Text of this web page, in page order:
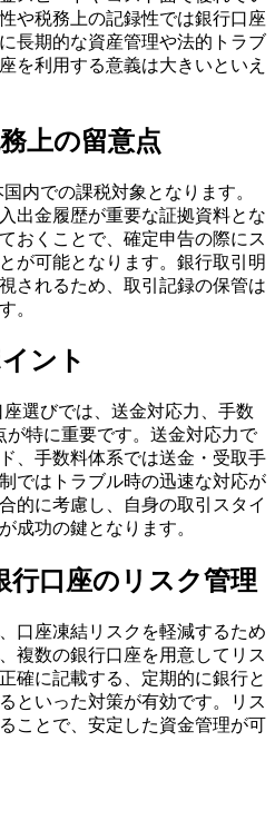
や税務上の記録性では銀行口座
長期的な資産管理や法的トラブ
を利用する意義は大きいといえ
上の留意点
内での課税対象となります。
出金履歴が重要な証拠資料とな
おくことで、確定申告の際にス
が可能となります。銀行取引明
されるため、取引記録の保管は
。
ント
選びでは、送金対応力、手数
が特に重要です。送金対応力で
、手数料体系では送金・受取手
ではトラブル時の迅速な対応が
的に考慮し、自身の取引スタイ
成功の鍵となります。
行口座のリスク管理
口座凍結リスクを軽減するため
複数の銀行口座を用意してリス
確に記載する、定期的に銀行と
といった対策が有効です。リス
ことで、安定した資金管理が可